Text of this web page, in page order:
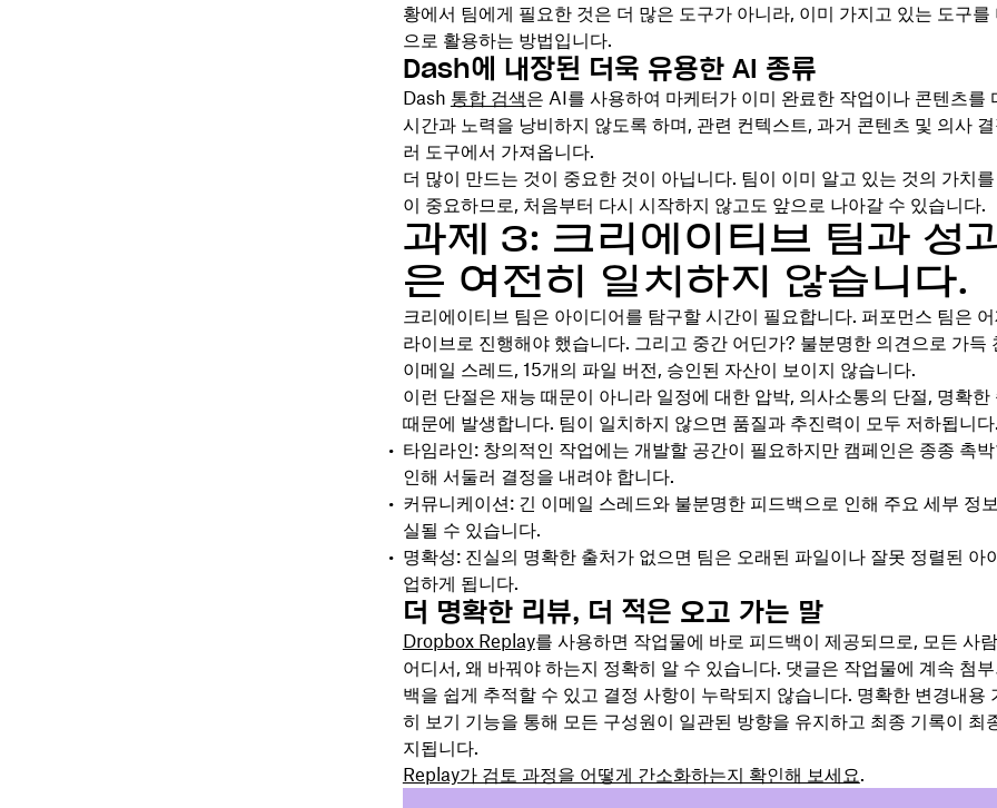
황에서 팀에게 필요한 것은 더 많은 도구가 아니라, 이미 가지고 있는 도구를
으로 활용하는 방법입니다.
Dash에 내장된 더욱 유용한 AI 종류
Dash 통합 검색은 AI를 사용하여 마케터가 이미 완료한 작업이나 콘텐츠를
시간과 노력을 낭비하지 않도록 하며, 관련 컨텍스트, 과거 콘텐츠 및 의사
러 도구에서 가져옵니다.
더 많이 만드는 것이 중요한 것이 아닙니다. 팀이 이미 알고 있는 것의 가치
이 중요하므로, 처음부터 다시 시작하지 않고도 앞으로 나아갈 수 있습니다.
과제 3: 크리에이티브 팀과 성
은 여전히 일치하지 않습니다.
크리에이티브 팀은 아이디어를 탐구할 시간이 필요합니다. 퍼포먼스 팀은
라이브로 진행해야 했습니다. 그리고 중간 어딘가? 불분명한 의견으로 가득
이메일 스레드, 15개의 파일 버전, 승인된 자산이 보이지 않습니다.
이런 단절은 재능 때문이 아니라 일정에 대한 압박, 의사소통의 단절, 명확한
때문에 발생합니다. 팀이 일치하지 않으면 품질과 추진력이 모두 저하됩니
타임라인: 창의적인 작업에는 개발할 공간이 필요하지만 캠페인은 종종 촉
인해 서둘러 결정을 내려야 합니다.
커뮤니케이션: 긴 이메일 스레드와 불분명한 피드백으로 인해 주요 세부 정
실될 수 있습니다.
명확성: 진실의 명확한 출처가 없으면 팀은 오래된 파일이나 잘못 정렬된 아
업하게 됩니다.
더 명확한 리뷰, 더 적은 오고 가는 말
Dropbox Replay를 사용하면 작업물에 바로 피드백이 제공되므로, 모든 사
어디서, 왜 바꿔야 하는지 정확히 알 수 있습니다. 댓글은 작업물에 계속 첨
백을 쉽게 추적할 수 있고 결정 사항이 누락되지 않습니다. 명확한 변경내용
히 보기 기능을 통해 모든 구성원이 일관된 방향을 유지하고 최종 기록이 최
지됩니다.
Replay가 검토 과정을 어떻게 간소화하는지 확인해 보세요.